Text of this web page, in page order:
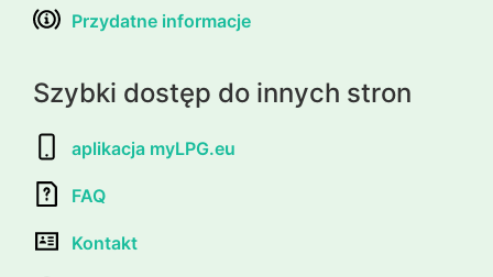
Przydatne informacje
Szybki dostęp do innych stron
aplikacja myLPG.eu
FAQ
Kontakt